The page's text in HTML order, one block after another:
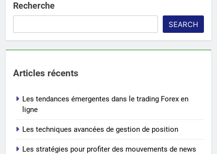
Recherche
SEARCH
Articles récents
Les tendances émergentes dans le trading Forex en
ligne
Les techniques avancées de gestion de position
Les stratégies pour profiter des mouvements de news